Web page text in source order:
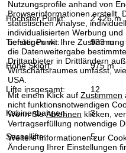
Nutzungsprofile anhand von
Browserinformationen erstellt.
statistischen Analyse,
individualisierten Werbung
benötigen wir Ihre
die Datenweitergabe
Drittanbieter in Drittländern
Wirtschaftsraumes umfasst,
USA.
Mit einem Klick aufZustimmen
nicht funktionsnotwendigen
Wenn SieAblehnen klicken,
Vertragserfüllung notwendige
Weitere Informationen zur
Änderung Ihrer Einstellungen
t
s
e
i
t
e
Höchster Punkt: 2 426 m
Tiefster Punkt: 933 m
Höhe Skiort: 975 m
Lifte insgesamt: 12
Kabinenbahnen: 3
Sessellifte: 5